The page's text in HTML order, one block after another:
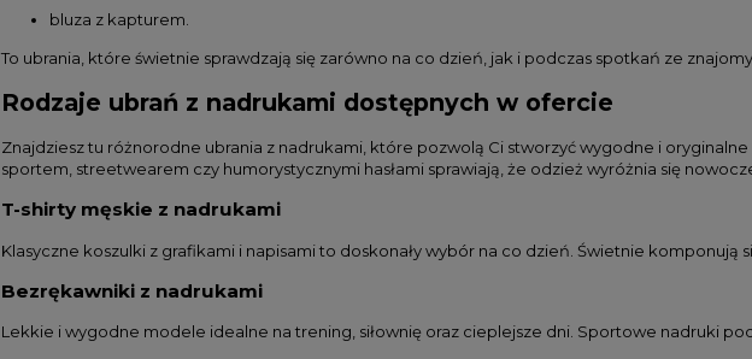
bluza z kapturem.
To ubrania, które świetnie sprawdzają się zarówno na co dzień, jak i podczas spotkań ze
Rodzaje ubrań z nadrukami dostępnych w ofercie
Znajdziesz tu różnorodne ubrania z nadrukami, które pozwolą Ci stworzyć wygodne i
sportem, streetwearem czy humorystycznymi hasłami sprawiają, że odzież wyróżnia się
T-shirty męskie z nadrukami
Klasyczne koszulki z grafikami i napisami to doskonały wybór na co dzień. Świetnie komponują
Bezrękawniki z nadrukami
Lekkie i wygodne modele idealne na trening, siłownię oraz cieplejsze dni. Sportowe nadruki